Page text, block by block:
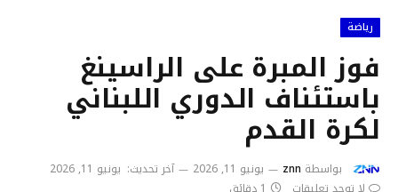
رياضة
فوز المبرة على الراسينغ
باستئناف الدوري اللبناني
لكرة القدم
بواسطة znn يونيو 11, 2026 آخر تحديث: يونيو 11, 2026